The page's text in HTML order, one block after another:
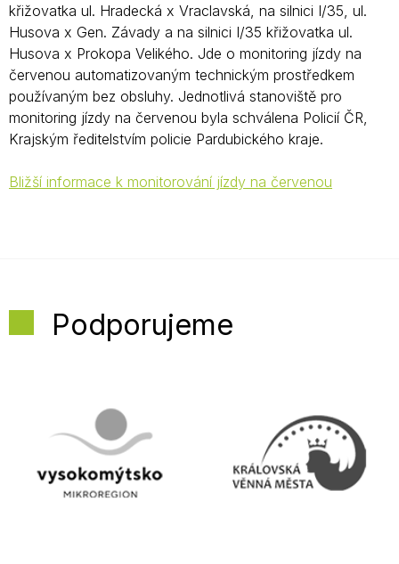
křižovatka ul. Hradecká x Vraclavská, na silnici I/35, ul.
Husova x Gen. Závady a na silnici I/35 křižovatka ul.
Husova x Prokopa Velikého. Jde o monitoring jízdy na
červenou automatizovaným technickým prostředkem
používaným bez obsluhy. Jednotlivá stanoviště pro
monitoring jízdy na červenou byla schválena Policií ČR,
Krajským ředitelstvím policie Pardubického kraje.
Bližší informace k monitorování jízdy na červenou
Podporujeme